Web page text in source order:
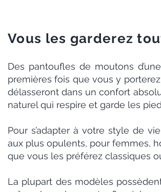
Vous les garderez
Des pantoufles de moutons
premières fois que vous y
délasseront dans un confort
naturel qui respire et garde les
Pour s’adapter à votre style de
aux plus opulents, pour femmes,
que vous les préférez classiques
La plupart des modèles